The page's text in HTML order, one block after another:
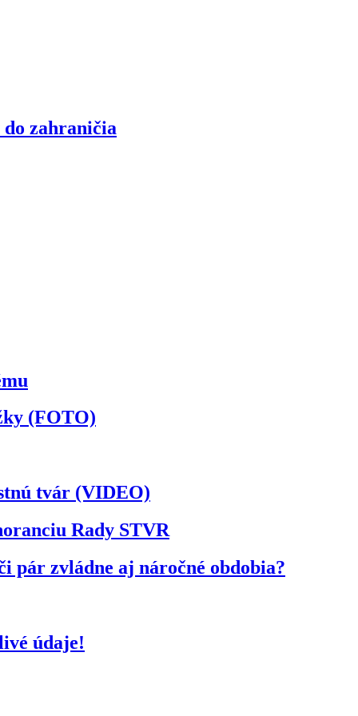
do zahraničia
(FOTO)
tvár (VIDEO)
Rady STVR
pár zvládne aj náročné obdobia?
údaje!